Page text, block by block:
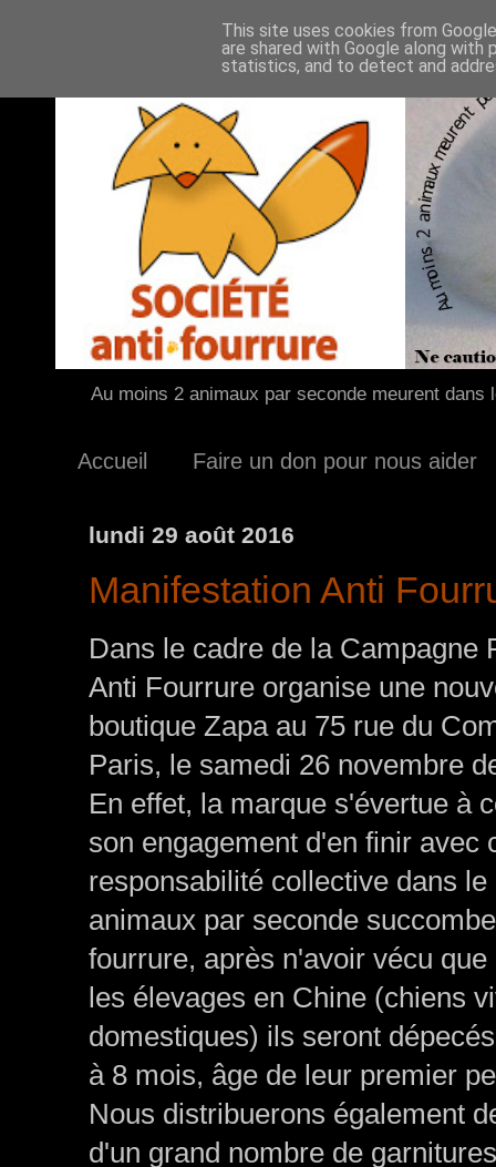
Au moins 2 animaux par seconde meurent
Accueil Faire un don pour nous aider
lundi 29 août 2016
Manifestation Anti
Dans le cadre de la Campagne
Anti Fourrure organise une
boutique Zapa au 75 rue du
Paris, le samedi 26 novembre
En effet, la marque s'évertue à
son engagement d'en finir avec
responsabilité collective dans
animaux par seconde
fourrure, après n'avoir vécu
les élevages en Chine (chiens
domestiques) ils seront
à 8 mois, âge de leur premier
Nous distribuerons également
d'un grand nombre de
This site uses cookies from
are shared with Google along
statistics, and to detect and